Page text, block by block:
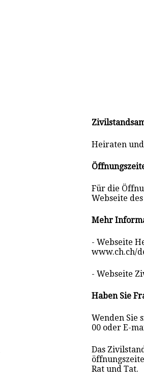
Heiraten
Für die
Webseite
Mehr
- Webseite
www.ch.ch/
- Webseite
Haben Sie
Wenden Sie
00 oder E-
Das
Rat und Tat.